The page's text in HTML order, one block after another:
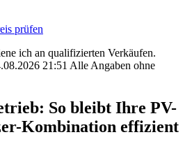
prüfen
ich an qualifizierten Verkäufen.
21:51 Alle Angaben ohne
So bleibt Ihre PV-
Kombination effizient